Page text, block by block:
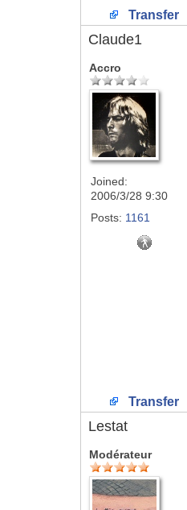
Transfer
Claude1
Accro
Joined:
2006/3/28 9:30
Posts: 1161
Transfer
Lestat
Modérateur